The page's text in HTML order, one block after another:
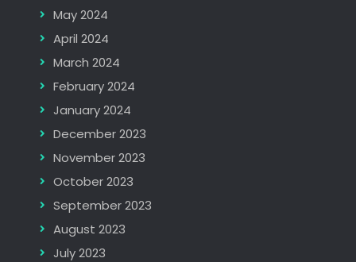
May 2024
April 2024
March 2024
February 2024
January 2024
December 2023
November 2023
October 2023
September 2023
August 2023
July 2023